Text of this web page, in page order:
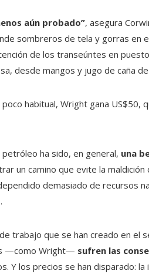
aún probado”, asegura
sombreros de tela y gorras en
de los transeúntes en
desde mangos y jugo de caña
habitual, Wright gana US$50,
ha sido, en general, una
un camino que evite la
demasiado de recursos
trabajo que se han creado en el
—como Wright— sufren las
Y los precios se han disparado: